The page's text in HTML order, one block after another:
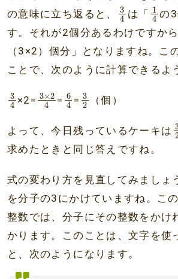
の意味に立ち返ると、
3
4
3 4は「 1
4
1 4
の
す。それが2個分あるわけですから
（3×2）個分」となりますね。こ
ことで、次のように計算できるよ
3
4
3 ×2= 3×2
4
3×2 4
= 6
4
6 = 3
2
3 （個）
よって、今日残っているケーキは
求めたときと同じ答えですね。
式の変わり方を見直してみましょ
を分子の3にかけていますね。こ
整数では、分子にその整数をかけ
かります。このことは、文字を使
と、次のようになります。